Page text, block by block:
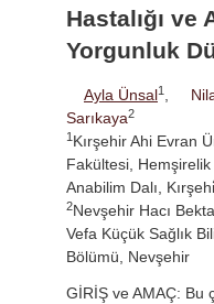
Hastalığı ve
Yorgunluk
Ayla Ünsal1
Sarıkaya2
1 Kırşehir Ahi Evran
Fakültesi,
Anabilim Dalı,
2Nevşehir Hacı
Vefa Küçük Sağlık
Bölümü, Nevşehir
GİRİŞ ve AMAÇ: Bu